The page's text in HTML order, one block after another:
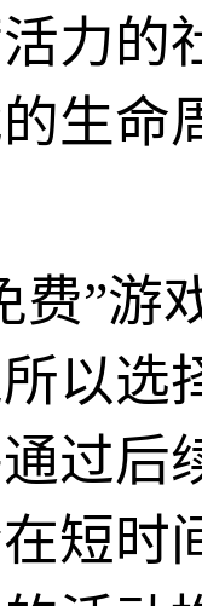
力的
生命
费”游
以选
过后
短时